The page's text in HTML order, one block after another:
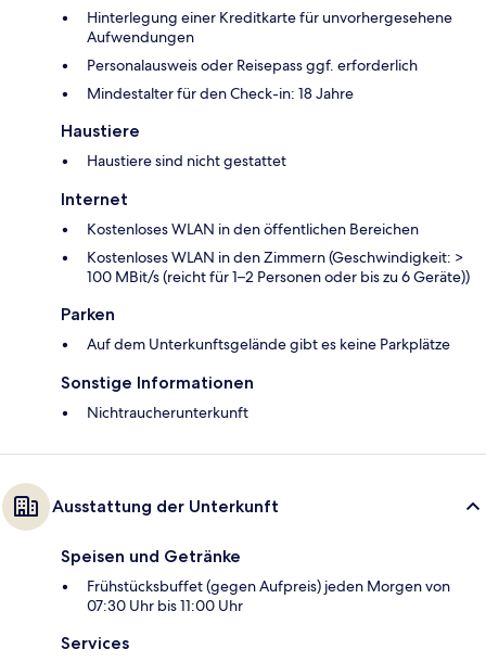
Hinterlegung einer Kreditkarte für unvorhergesehene
Aufwendungen
Personalausweis oder Reisepass ggf. erforderlich
Mindestalter für den Check-in: 18 Jahre
Haustiere
Haustiere sind nicht gestattet
Internet
Kostenloses WLAN in den öffentlichen Bereichen
Kostenloses WLAN in den Zimmern (Geschwindigkeit: >
100 MBit/s (reicht für 1–2 Personen oder bis zu 6 Geräte))
Parken
Auf dem Unterkunftsgelände gibt es keine Parkplätze
Sonstige Informationen
Nichtraucherunterkunft
Ausstattung der Unterkunft
Speisen und Getränke
Frühstücksbuffet (gegen Aufpreis) jeden Morgen von
07:30 Uhr bis 11:00 Uhr
Services